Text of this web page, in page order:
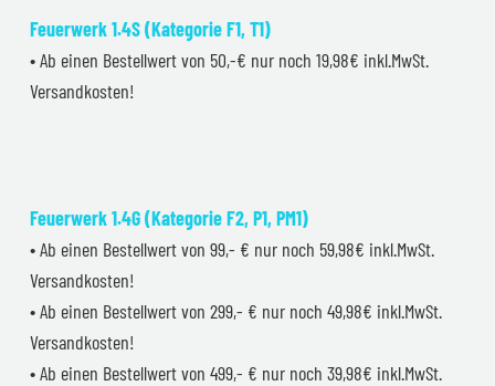
Feuerwerk 1.4S (Kategorie F1, T1)
• Ab einen Bestellwert von 50,-€ nur noch 19,98€ inkl.MwSt.
Versandkosten!
Feuerwerk 1.4G (Kategorie F2, P1, PM1)
• Ab einen Bestellwert von 99,- € nur noch 59,98€ inkl.MwSt.
Versandkosten!
• Ab einen Bestellwert von 299,- € nur noch 49,98€ inkl.MwSt.
Versandkosten!
• Ab einen Bestellwert von 499,- € nur noch 39,98€ inkl.MwSt.